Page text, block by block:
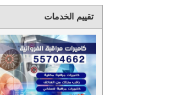
تقييم الخدمات